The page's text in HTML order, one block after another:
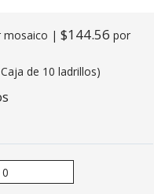
mosaico | $144.56 por
de 10 ladrillos)